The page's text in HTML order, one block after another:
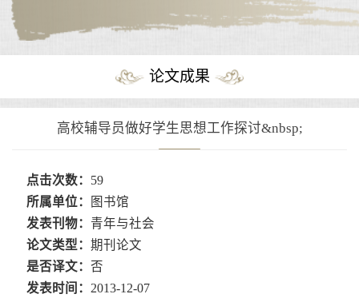
论文成果
高校辅导员做好学生思想工作探讨&nbsp;
点击次数： 59
所属单位：
图书馆
发表刊物： 青年与社会
论文类型： 期刊论文
是否译文： 否
发表时间： 2013-12-07